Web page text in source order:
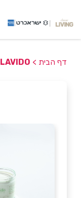
דף הבית >
LAVIDO